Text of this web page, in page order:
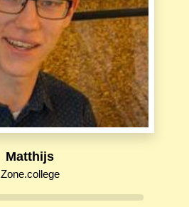
Matthijs
Zone.college